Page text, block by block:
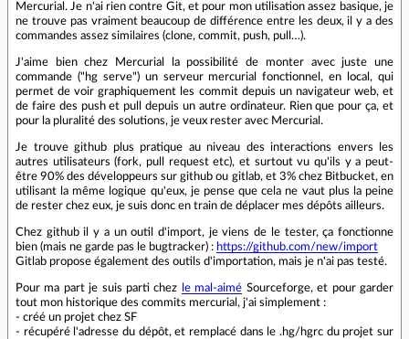
Mercurial. Je n'ai rien contre Git, et pour mon utilisation assez basique, je
ne trouve pas vraiment beaucoup de différence entre les deux, il y a des
commandes assez similaires (clone, commit, push, pull…).
J'aime bien chez Mercurial la possibilité de monter avec juste une
commande ("hg serve") un serveur mercurial fonctionnel, en local, qui
permet de voir graphiquement les commit depuis un navigateur web, et
de faire des push et pull depuis un autre ordinateur. Rien que pour ça, et
pour la pluralité des solutions, je veux rester avec Mercurial.
Je trouve github plus pratique au niveau des interactions envers les
autres utilisateurs (fork, pull request etc), et surtout vu qu'ils y a peut-
être 90% des développeurs sur github ou gitlab, et 3% chez Bitbucket, en
utilisant la même logique qu'eux, je pense que cela ne vaut plus la peine
de rester chez eux, je suis donc en train de déplacer mes dépôts ailleurs.
Chez github il y a un outil d'import, je viens de le tester, ça fonctionne
bien (mais ne garde pas le bugtracker) : https://github.com/new/import
Gitlab propose également des outils d'importation, mais je n'ai pas testé.
Pour ma part je suis parti chez le mal-aimé Sourceforge, et pour garder
tout mon historique des commits mercurial, j'ai simplement :
- créé un projet chez SF
- récupéré l'adresse du dépôt, et remplacé dans le .hg/hgrc du projet sur